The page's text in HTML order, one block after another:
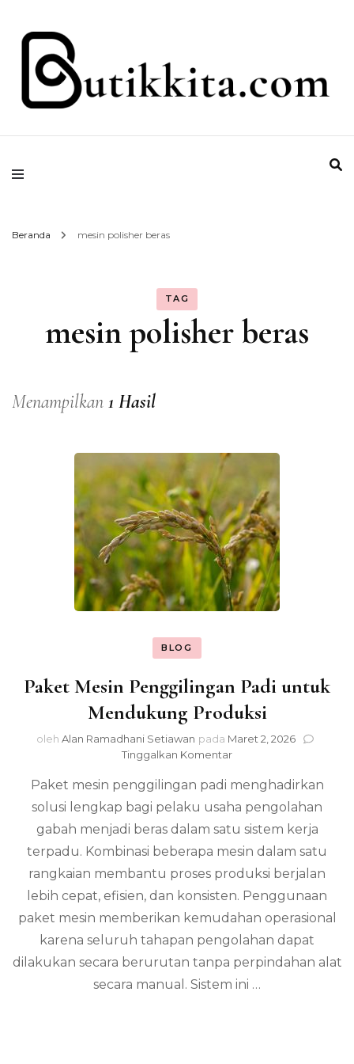
butikkita.com
Beranda mesin polisher beras
TAG
mesin polisher beras
Menampilkan 1 Hasil
BLOG
Paket Mesin Penggilingan Padi untuk
Mendukung Produksi
oleh Alan Ramadhani Setiawan pada Maret 2, 2026
Tinggalkan Komentarpada
Mesin
Penggilingan
Padi
untuk
Mendukung
Produksi
Paket mesin penggilingan padi menghadirkan
solusi lengkap bagi pelaku usaha pengolahan
gabah menjadi beras dalam satu sistem kerja
terpadu. Kombinasi beberapa mesin dalam satu
rangkaian membantu proses produksi berjalan
lebih cepat, efisien, dan konsisten. Penggunaan
paket mesin memberikan kemudahan operasional
karena seluruh tahapan pengolahan dapat
dilakukan secara berurutan tanpa perpindahan alat
secara manual. Sistem ini …